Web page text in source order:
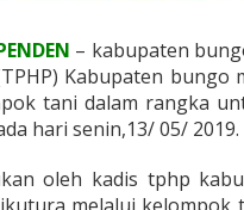
O
b
a
t
–
a
– kabupaten
Kabupaten
tani dalam rangka
hari senin,13/ 05/ 2019.
oleh kadis tphp